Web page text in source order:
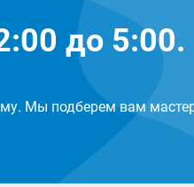
до 5:00.
Мы подберем вам